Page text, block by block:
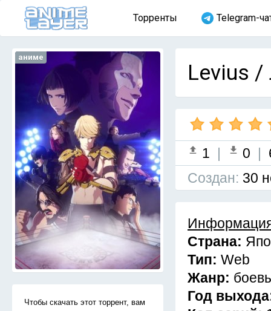
Торренты Telegram-
аниме
Чтобы скачать этот торрент, вам
Levius /
1 | 0 |
Cоздан: 30
Страна:
Тип: Web
Жанр:
Год